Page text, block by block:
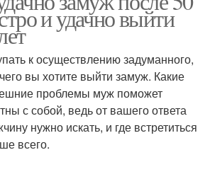
и удачно выйти
к осуществлению задуманного,
вы хотите выйти замуж. Какие
проблемы муж поможет
с собой, ведь от вашего ответа
нужно искать, и где встретиться
всего.